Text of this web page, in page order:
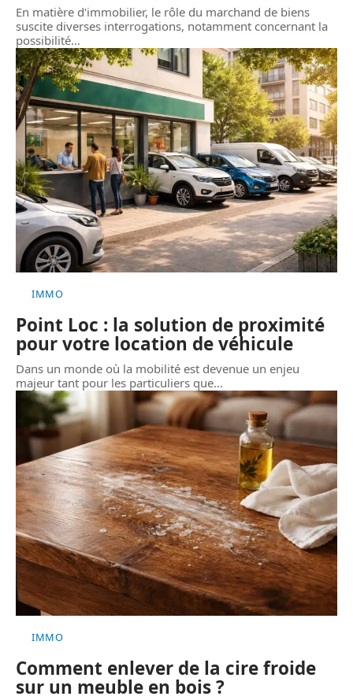
En matière d'immobilier, le rôle du marchand de biens
suscite diverses interrogations, notamment concernant la
possibilité…
IMMO
Point Loc : la solution de proximité
pour votre location de véhicule
Dans un monde où la mobilité est devenue un enjeu
majeur tant pour les particuliers que…
IMMO
Comment enlever de la cire froide
sur un meuble en bois ?